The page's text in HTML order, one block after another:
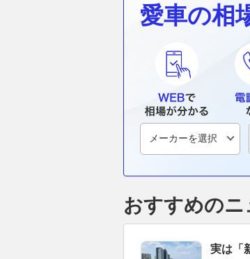
愛車の相
おすすめのニ
実は「